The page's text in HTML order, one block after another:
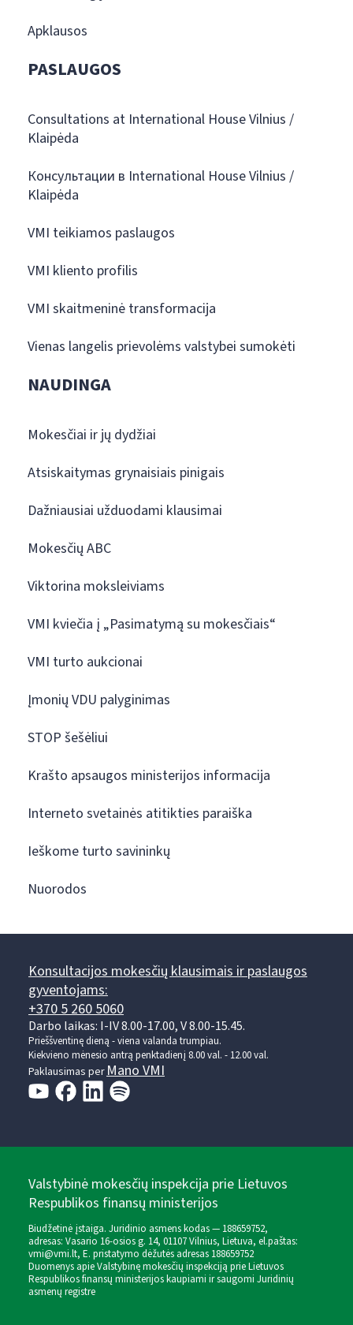
Apklausos
PASLAUGOS
Consultations at International House Vilnius /
Klaipėda
Консультации в International House Vilnius /
Klaipėda
VMI teikiamos paslaugos
VMI kliento profilis
VMI skaitmeninė transformacija
Vienas langelis prievolėms valstybei sumokėti
NAUDINGA
Mokesčiai ir jų dydžiai
Atsiskaitymas grynaisiais pinigais
Dažniausiai užduodami klausimai
Mokesčių ABC
Viktorina moksleiviams
VMI kviečia į „Pasimatymą su mokesčiais“
VMI turto aukcionai
Įmonių VDU palyginimas
STOP šešėliui
Krašto apsaugos ministerijos informacija
Interneto svetainės atitikties paraiška
Ieškome turto savininkų
Nuorodos
Konsultacijos mokesčių klausimais ir paslaugos
gyventojams:
+370 5 260 5060
Darbo laikas: I-IV 8.00-17.00, V 8.00-15.45.
Prieššventinę dieną - viena valanda trumpiau.
Kiekvieno mėnesio antrą penktadienį 8.00 val. - 12.00 val.
Paklausimas perMano VMI
Valstybinė mokesčių inspekcija prie Lietuvos
Respublikos finansų ministerijos
Biudžetinė įstaiga. Juridinio asmens kodas — 188659752,
adresas: Vasario 16-osios g. 14, 01107 Vilnius, Lietuva, el.paštas:
vmi@vmi.lt, E. pristatymo dėžutės adresas 188659752
Duomenys apie Valstybinę mokesčių inspekciją prie Lietuvos
Respublikos finansų ministerijos kaupiami ir saugomi Juridinių
asmenų registre